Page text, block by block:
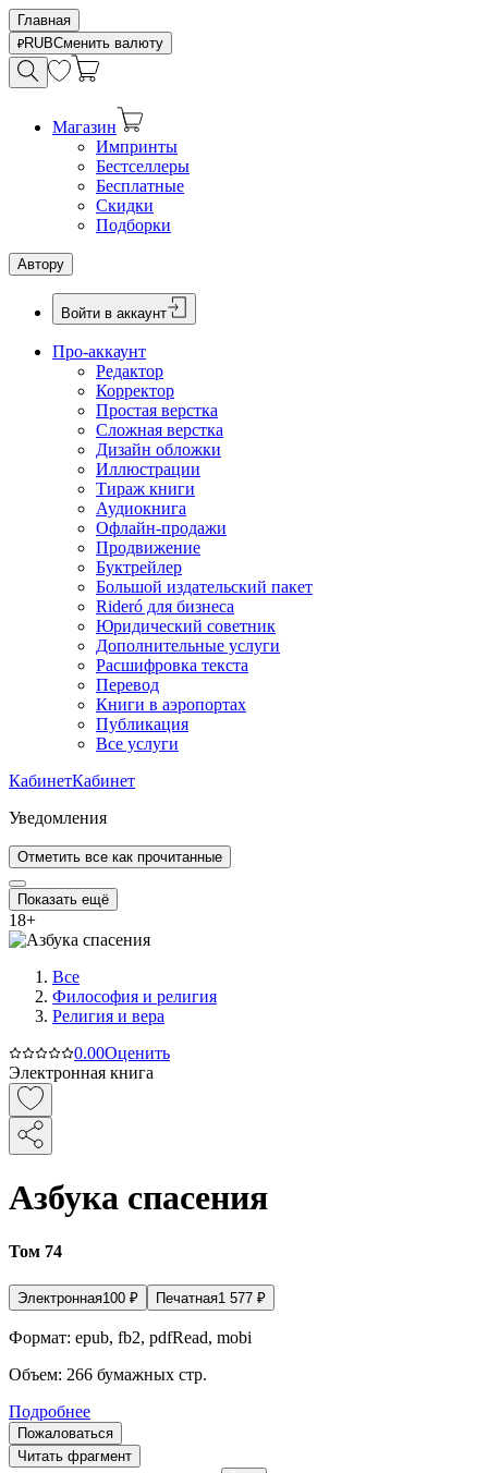
Главная
RUBСменить валюту
Магазин
Импринты
Бестселлеры
Бесплатные
Скидки
Подборки
Автору
Войти в аккаунт
Про-аккаунт
Редактор
Корректор
Простая верстка
Сложная верстка
Дизайн обложки
Иллюстрации
Тираж книги
Аудиокнига
Офлайн-продажи
Продвижение
Буктрейлер
Большой издательский пакет
Rideró для бизнеса
Юридический советник
Дополнительные услуги
Расшифровка текста
Перевод
Книги в аэропортах
Публикация
Все услуги
КабинетКабинет
Уведомления
Отметить все как прочитанные
Показать ещё
18+
Все
Философия и религия
Религия и вера
0.00Оценить
Электронная книга
Азбука спасения
Том 74
Электронная100 ₽ Печатная1 577 ₽
Формат: epub, fb2, pdfRead, mobi
Объем: 266 бумажных стр.
Подробнее
Пожаловаться
Читать фрагмент